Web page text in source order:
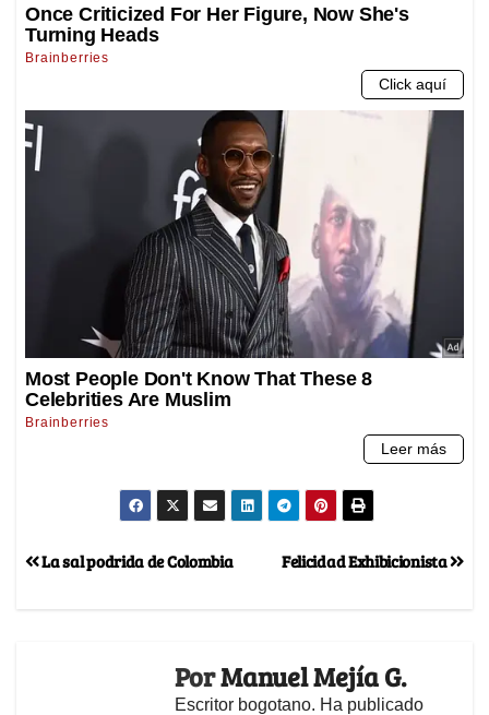
Felicidad Exhibicionista
La sal podrida de Colombia
PorManuel Mejía G.
Escritor bogotano. Ha publicado